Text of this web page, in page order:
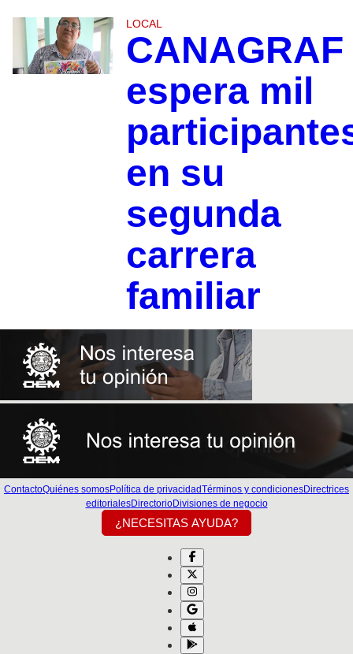
LOCAL
CANAGRAF
espera mil
en su
segunda
carrera
familiar
ContactoQuiénes somosPolítica de privacidadTérminos y condicionesDirectrices
editorialesDirectorioDivisiones de negocio
¿NECESITAS AYUDA?